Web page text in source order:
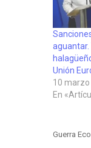
aguantar.
Unión
10 marzo
En
Guerra